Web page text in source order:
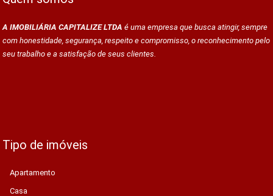
A IMOBILIÁRIA CAPITALIZE LTDA é uma empresa que busca atingir, sempre
com honestidade, segurança, respeito e compromisso, o reconhecimento pelo
seu trabalho e a satisfação de seus clientes.
Tipo de imóveis
Apartamento
Casa